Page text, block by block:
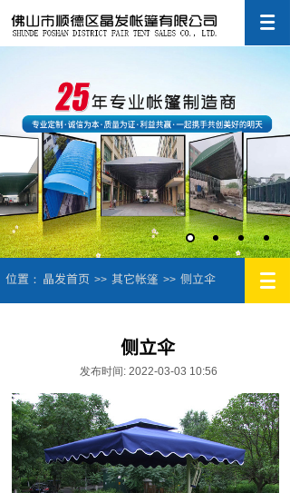
晶发首页 >> 其它帐篷 >> 侧立伞
位置：
侧立伞
发布时间: 2022-03-03 10:56